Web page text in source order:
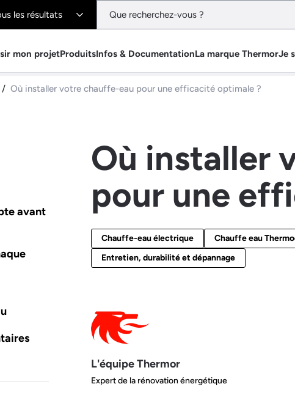
les résultats
mon projetProduitsInfos & DocumentationLa marque ThermorJe
Où installer votre chauffe-eau pour une efficacité optimale ?
avant
Où installer
pour une
Chauffe-eau électrique Chauffe eau
Entretien, durabilité et dépannage
L'équipe Thermor
Expert de la rénovation énergétique